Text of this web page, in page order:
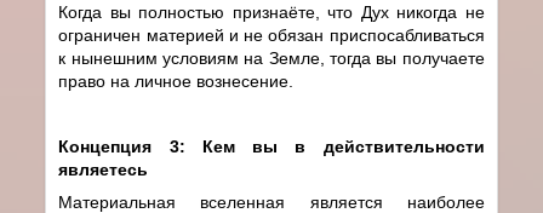
Когда вы полностью признаёте, что Дух никогда не
ограничен материей и не обязан приспосабливаться
к нынешним условиям на Земле, тогда вы получаете
право на личное вознесение.
Концепция 3: Кем вы в действительности
являетесь
Материальная вселенная является наиболее